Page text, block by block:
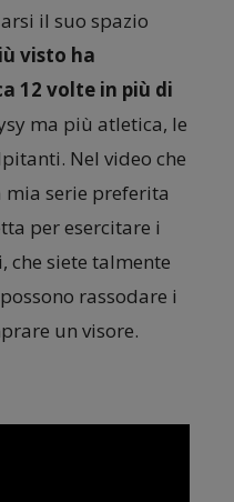
il suo spazio
visto ha
12 volte in più di
ma più atletica, le
Nel video che
serie preferita
per esercitare i
siete talmente
rassodare i
un visore.